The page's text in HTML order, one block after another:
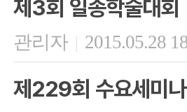
제3회 일송학술대회
관리자 | 2015.05.28
제229회 수요세미나